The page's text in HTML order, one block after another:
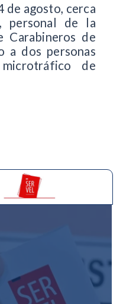
de agosto, cerca
personal de la
Carabineros de
a dos personas
de